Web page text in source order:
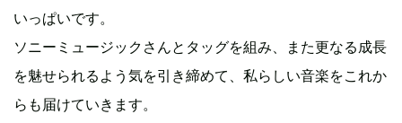
いっぱいです。
ソニーミュージックさんとタッグを組み、また更なる成長
を魅せられるよう気を引き締めて、私らしい音楽をこれか
らも届けていきます。